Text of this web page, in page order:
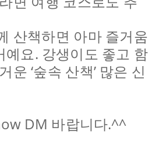
산책하면 아마 즐거움
예요 . 강생이도 좋고 함
운‘숲속 산책’ 많은 신
DM 바랍니다.^^